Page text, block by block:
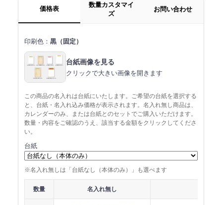
価格表
数量カスタマイ
ズ
お問い合わせ
印刷色： 黒（固定）
台紙画像を見る
クリックで大きい画像を開きます
この商品の名入れは台紙にいたします。ご希望の台紙を選択する
と、台紙・名入れ込み価格が表示されます。名入れ無し商品は、
カレンダーのみ、または台紙とのセットでご購入いただけます。
数量・内容をご確認のうえ、該当する金額をクリックしてくださ
い。
台紙
※名入れ無しは「台紙なし（本体のみ）」も選べます
数量 名入れ無し